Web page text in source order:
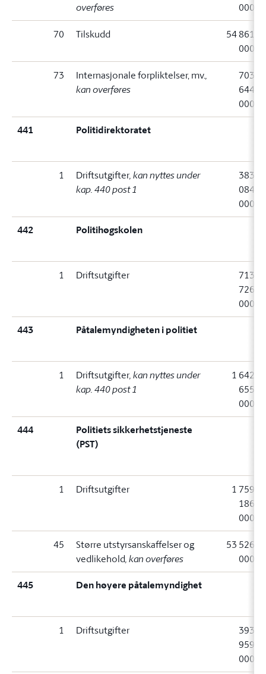
overføres
000
70 Tilskudd
54 861
000
73 Internasjonale forpliktelser, mv.,
kan overføres
703
644
000
441 Politidirektoratet
1 Driftsutgifter, kan nyttes under
kap. 440 post 1
383
084
000
442 Politihøgskolen
1 Driftsutgifter
713
726
000
443 Påtalemyndigheten i politiet
1 Driftsutgifter, kan nyttes under
kap. 440 post 1
1 642
655
000
444
Politiets sikkerhetstjeneste
(PST)
1 Driftsutgifter
1 759
186
000
45
Større utstyrsanskaffelser og
vedlikehold, kan overføres
53 526
000
445 Den høyere påtalemyndighet
1 Driftsutgifter
393
959
000